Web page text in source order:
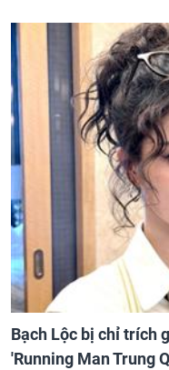
Bạch Lộc bị chỉ trích
'Running Man Trung